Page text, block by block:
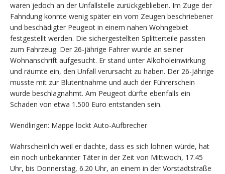
waren jedoch an der Unfallstelle zurückgeblieben. Im Zuge der
Fahndung konnte wenig später ein vom Zeugen beschriebener
und beschädigter Peugeot in einem nahen Wohngebiet
festgestellt werden. Die sichergestellten Splitterteile passten
zum Fahrzeug. Der 26-jährige Fahrer wurde an seiner
Wohnanschrift aufgesucht. Er stand unter Alkoholeinwirkung
und räumte ein, den Unfall verursacht zu haben. Der 26-Jährige
musste mit zur Blutentnahme und auch der Führerschein
wurde beschlagnahmt. Am Peugeot dürfte ebenfalls ein
Schaden von etwa 1.500 Euro entstanden sein.
Wendlingen: Mappe lockt Auto-Aufbrecher
Wahrscheinlich weil er dachte, dass es sich lohnen würde, hat
ein noch unbekannter Täter in der Zeit von Mittwoch, 17.45
Uhr, bis Donnerstag, 6.20 Uhr, an einem in der Vorstadtstraße